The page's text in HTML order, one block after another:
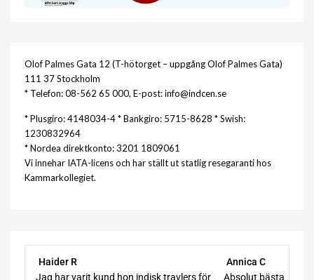
Olof Palmes Gata 12 (T-hötorget – uppgång Olof Palmes Gata)
111 37 Stockholm
* Telefon: 08-562 65 000, E-post: info@indcen.se
* Plusgiro: 4148034-4 * Bankgiro: 5715-8628 * Swish:
1230832964
* Nordea direktkonto: 3201 1809061
Vi innehar IATA-licens och har ställt ut statlig resegaranti hos
Kammarkollegiet.